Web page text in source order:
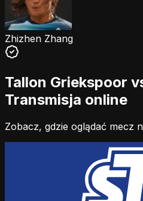
Zhizhen Zhang
Tallon Griekspoor
Transmisja online
Zobacz, gdzie oglądać mecz